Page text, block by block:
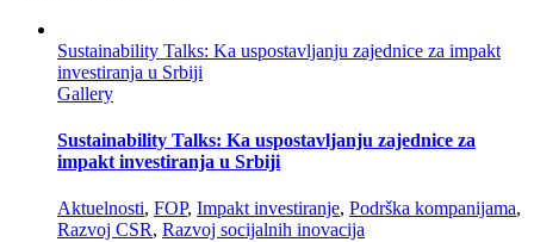
Sustainability Talks: Ka uspostavljanju zajednice za impakt
investiranja u Srbiji
Gallery
Sustainability Talks: Ka uspostavljanju zajednice za
impakt investiranja u Srbiji
Aktuelnosti, FOP, Impakt investiranje, Podrška kompanijama,
Razvoj CSR, Razvoj socijalnih inovacija